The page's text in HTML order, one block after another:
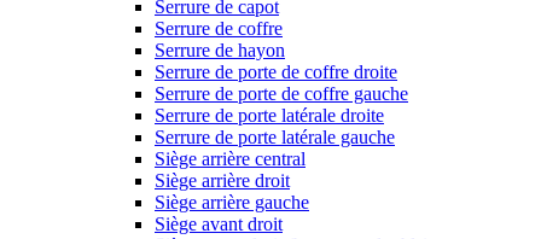
Serrure de capot
Serrure de coffre
Serrure de hayon
Serrure de porte de coffre droite
Serrure de porte de coffre gauche
Serrure de porte latérale droite
Serrure de porte latérale gauche
Siège arrière central
Siège arrière droit
Siège arrière gauche
Siège avant droit